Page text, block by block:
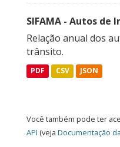
SIFAMA - Autos de
Relação anual dos
trânsito.
PDF CSV JSON
Você também pode ter
API (veja Documentação